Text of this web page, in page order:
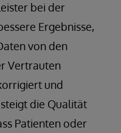
bei der
Ergebnisse,
von den
Vertrauten
und
die Qualität
Patienten oder